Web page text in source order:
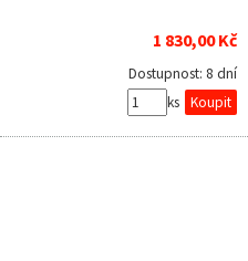
1 830,00 Kč
Dostupnost: 8 dní
ks